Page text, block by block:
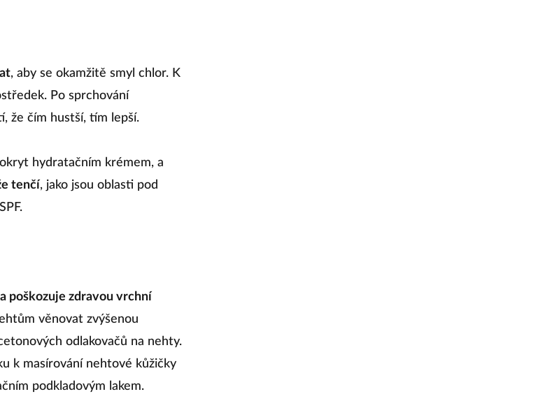
, aby se okamžitě smyl chlor. K
Po sprchování
že čím hustší, tím lepší.
hydratačním krémem, a
tenčí, jako jsou oblasti pod
poškozuje zdravou vrchní
věnovat zvýšenou
odlakovačů na nehty.
k masírování nehtové kůžičky
podkladovým lakem.